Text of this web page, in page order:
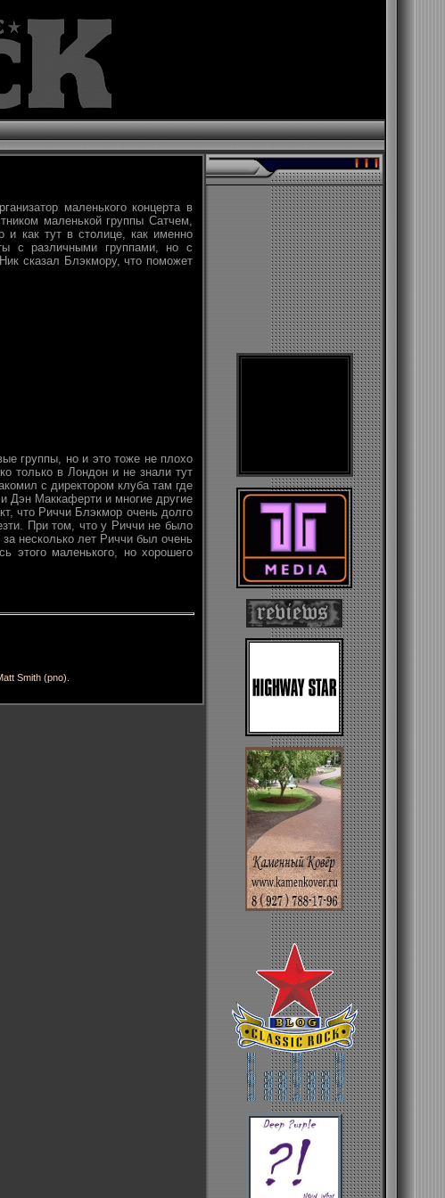
маленького концерта в
маленькой группы Сатчем,
и как тут в столице, как именно
с различными группами, но с
сказал Блэкмору, что поможет
группы, но и это тоже не плохо
только в Лондон и не знали тут
с директором клуба там где
Дэн Маккаферти и многие другие
что Риччи Блэкмор очень долго
При том, что у Риччи не было
несколько лет Риччи был очень
этого маленького, но хорошего
Smith (pno).